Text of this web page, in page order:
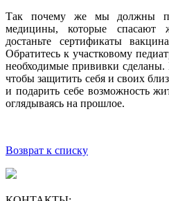
Так почему же мы должны
медицины, которые
достаньте сертификаты
Обратитесь к участковому
необходимые прививки сделаны.
чтобы защитить себя и своих
и подарить себе возможность
оглядываясь на прошлое.
Возврат к списку